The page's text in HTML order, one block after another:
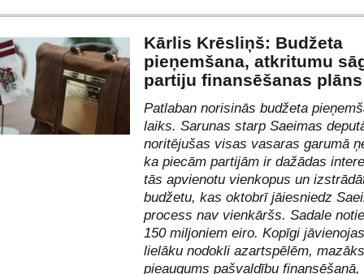
Kārlis Krēsliņš: Budžeta
pieņemšana, atkritumu
partiju finansēšanas plāns
Patlaban norisinās budžeta
laiks. Sarunas starp Saeimas
noritējušas visas vasaras garumā
ka piecām partijām ir dažādas
tās apvienotu vienkopus un
budžetu, kas oktobrī jāiesniedz
process nav vienkāršs. Sadale
150 miljoniem eiro. Kopīgi
lielāku nodokli azartspēlēm, mazāks
pieaugums pašvaldību finansēšanā,